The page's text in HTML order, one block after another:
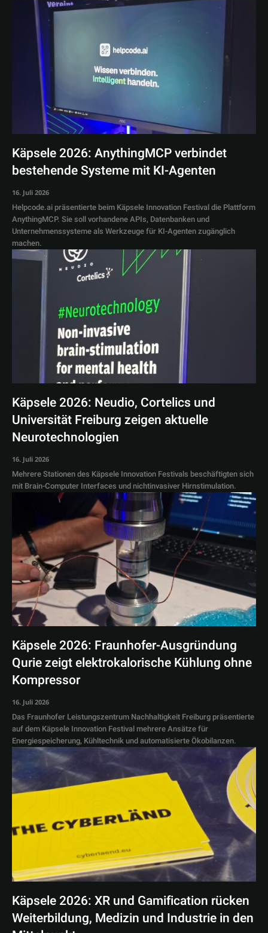
Käpsele 2026: AnythingMCP verbindet
bestehende Systeme mit KI-Agenten
16. Juli 2026
Helpcode.ai präsentierte beim Käpsele Innovation Festival die Plattform
AnythingMCP. Sie soll vorhandene APIs, Datenbanken und
Unternehmenssysteme als Werkzeuge für KI-Agenten zugänglich
machen.
Käpsele 2026: Neudio, Cortelics und
Universität Freiburg zeigen aktuelle
Neurotechnologien
16. Juli 2026
Mehrere Stationen des Käpsele Innovation Festivals beschäftigten sich
mit Brain-Computer Interfaces und nichtinvasiver Hirnstimulation.
Käpsele 2026: Fraunhofer-Ausgründung
Qurie zeigt elektrokalorische Kühlung ohne
Kompressor
16. Juli 2026
Das Fraunhofer Leistungszentrum Nachhaltigkeit Freiburg präsentierte
auf dem Käpsele Innovation Festival mehrere Ansätze für
Energiespeicherung, Kühltechnik und automatisierte Ökobilanzen.
Käpsele 2026: XR und Gamification rücken
Weiterbildung, Medizin und Industrie in den